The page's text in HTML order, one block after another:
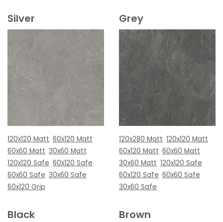
Silver
120x120 Matt 60x120 Matt
60x60 Matt 30x60 Matt
120x120 Safe 60x120 Safe
60x60 Safe 30x60 Safe
60x120 Grip
Grey
120x280 Matt 120x120 Matt
60x120 Matt 60x60 Matt
30x60 Matt 120x120 Safe
60x120 Safe 60x60 Safe
30x60 Safe
Black Brown